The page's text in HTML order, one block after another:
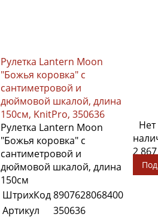
Рулетка Lantern Moon
"Божья коровка" с
сантиметровой и
дюймовой шкалой, длина
150см, KnitPro, 350636
Рулетка Lantern Moon
"Божья коровка" с
сантиметровой и
дюймовой шкалой, длина
150см
ШтрихКод8907628068400
Артикул
350636
Нет
2